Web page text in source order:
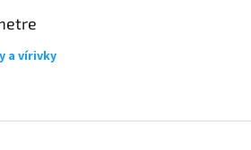
a vírivky